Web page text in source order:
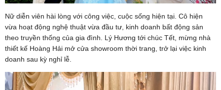
Nữ diễn viên hài lòng với công việc, cuộc sống hiện tại. Cô hiện
vừa hoạt động nghệ thuật vừa đầu tư, kinh doanh bất động sản
theo truyền thống của gia đình. Lý Hương tới chúc Tết, mừng nhà
thiết kế Hoàng Hải mở cửa showroom thời trang, trở lại việc kinh
doanh sau kỳ nghỉ lễ.